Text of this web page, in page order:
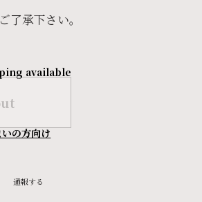
承下さい。
available
の方向け
通報する